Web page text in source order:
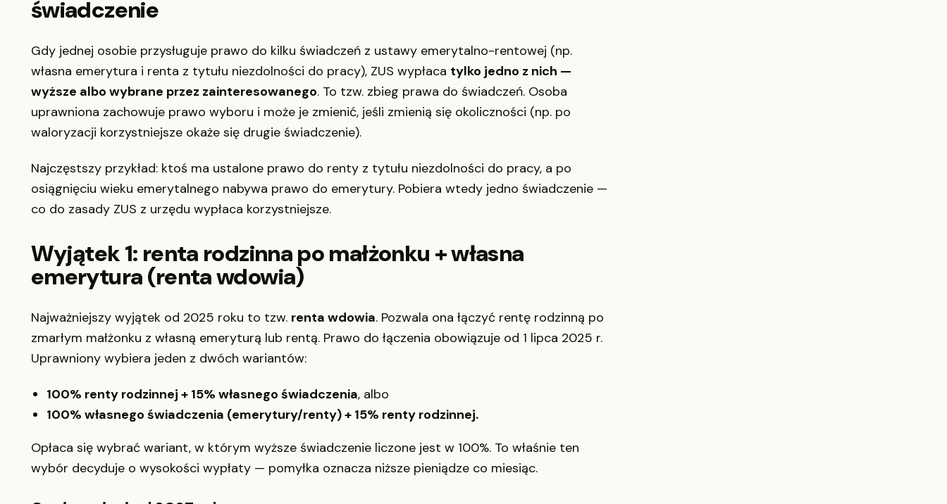
świadczenie
Gdy jednej osobie przysługuje prawo do kilku świadczeń z ustawy emerytalno-rentowej (np.
własna emerytura i renta z tytułu niezdolności do pracy), ZUS wypłaca tylko jedno z nich —
wyższe albo wybrane przez zainteresowanego. To tzw. zbieg prawa do świadczeń. Osoba
uprawniona zachowuje prawo wyboru i może je zmienić, jeśli zmienią się okoliczności (np. po
waloryzacji korzystniejsze okaże się drugie świadczenie).
Najczęstszy przykład: ktoś ma ustalone prawo do renty z tytułu niezdolności do pracy, a po
osiągnięciu wieku emerytalnego nabywa prawo do emerytury. Pobiera wtedy jedno świadczenie —
co do zasady ZUS z urzędu wypłaca korzystniejsze.
Wyjątek 1: renta rodzinna po małżonku + własna
emerytura (renta wdowia)
Najważniejszy wyjątek od 2025 roku to tzw. renta wdowia. Pozwala ona łączyć rentę rodzinną po
zmarłym małżonku z własną emeryturą lub rentą. Prawo do łączenia obowiązuje od 1 lipca 2025 r.
Uprawniony wybiera jeden z dwóch wariantów:
100% renty rodzinnej + 15% własnego świadczenia, albo
100% własnego świadczenia (emerytury/renty) + 15% renty rodzinnej.
Opłaca się wybrać wariant, w którym wyższe świadczenie liczone jest w 100%. To właśnie ten
wybór decyduje o wysokości wypłaty — pomyłka oznacza niższe pieniądze co miesiąc.